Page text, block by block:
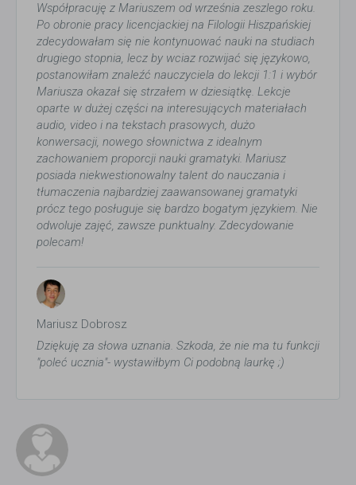
Współpracuję z Mariuszem od września zeszlego roku.
Po obronie pracy licencjackiej na Filologii Hiszpańskiej
zdecydowałam się nie kontynuować nauki na studiach
drugiego stopnia, lecz by wciaz rozwijać się językowo,
postanowiłam znaleźć nauczyciela do lekcji 1:1 i wybór
Mariusza okazał się strzałem w dziesiątkę. Lekcje
oparte w dużej części na interesujących materiałach
audio, video i na tekstach prasowych, dużo
konwersacji, nowego słownictwa z idealnym
zachowaniem proporcji nauki gramatyki. Mariusz
posiada niekwestionowalny talent do nauczania i
tłumaczenia najbardziej zaawansowanej gramatyki
prócz tego posługuje się bardzo bogatym językiem. Nie
odwoluje zajęć, zawsze punktualny. Zdecydowanie
polecam!
Mariusz Dobrosz
Dziękuję za słowa uznania. Szkoda, że nie ma tu funkcji
"poleć ucznia"- wystawiłbym Ci podobną laurkę ;)